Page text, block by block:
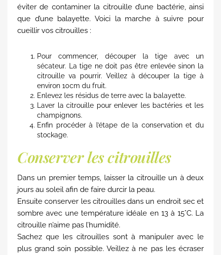
éviter de contaminer la citrouille d’une bactérie, ainsi
que d’une balayette. Voici la marche à suivre pour
cueillir vos citrouilles :
Pour commencer, découper la tige avec un
sécateur. La tige ne doit pas être enlevée sinon la
citrouille va pourrir. Veillez à découper la tige à
environ 10cm du fruit.
Enlevez les résidus de terre avec la balayette.
Laver la citrouille pour enlever les bactéries et les
champignons.
Enfin procéder à l’étape de la conservation et du
stockage.
Conserver les citrouilles
Dans un premier temps, laisser la citrouille un à deux
jours au soleil afin de faire durcir la peau.
Ensuite conserver les citrouilles dans un endroit sec et
sombre avec une température idéale en 13 à 15°C. La
citrouille n’aime pas l’humidité.
Sachez que les citrouilles sont à manipuler avec le
plus grand soin possible. Veillez à ne pas les écraser